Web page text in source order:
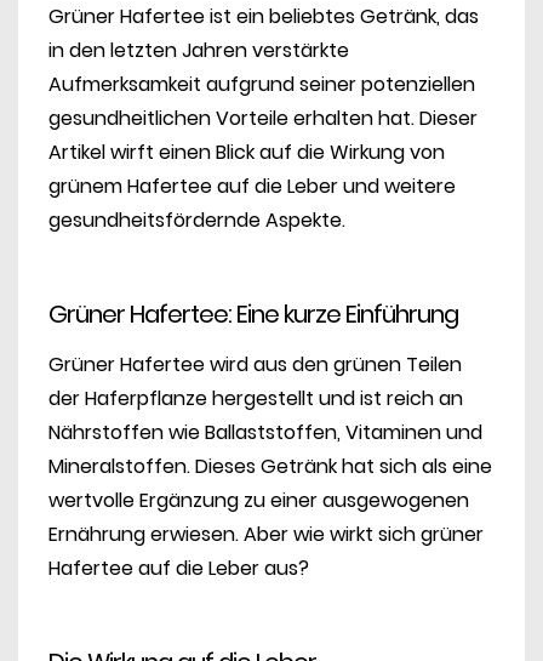
Grüner Hafertee ist ein beliebtes Getränk, das
in den letzten Jahren verstärkte
Aufmerksamkeit aufgrund seiner potenziellen
gesundheitlichen Vorteile erhalten hat. Dieser
Artikel wirft einen Blick auf die Wirkung von
grünem Hafertee auf die Leber und weitere
gesundheitsfördernde Aspekte.
Grüner Hafertee: Eine kurze Einführung
Grüner Hafertee wird aus den grünen Teilen
der Haferpflanze hergestellt und ist reich an
Nährstoffen wie Ballaststoffen, Vitaminen und
Mineralstoffen. Dieses Getränk hat sich als eine
wertvolle Ergänzung zu einer ausgewogenen
Ernährung erwiesen. Aber wie wirkt sich grüner
Hafertee auf die Leber aus?